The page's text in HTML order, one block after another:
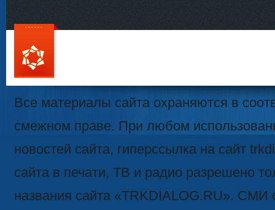
111
Все материалы сайта охраняются в
смежном праве. При любом
новостей сайта, гиперссылка на сайт
сайта в печати, ТВ и радио разрешено
названия сайта «TRKDIALOG.RU». СМИ